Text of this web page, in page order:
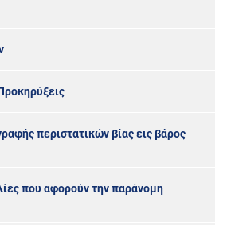
περιστατικών βίας εις βάρος
που αφορούν την παράνομη